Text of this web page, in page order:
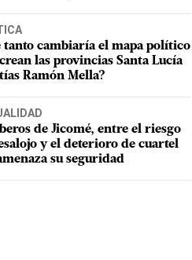
tanto cambiaría el mapa político
las provincias Santa Lucía
Ramón Mella?
de Jicomé, entre el riesgo
y el deterioro de cuartel
su seguridad